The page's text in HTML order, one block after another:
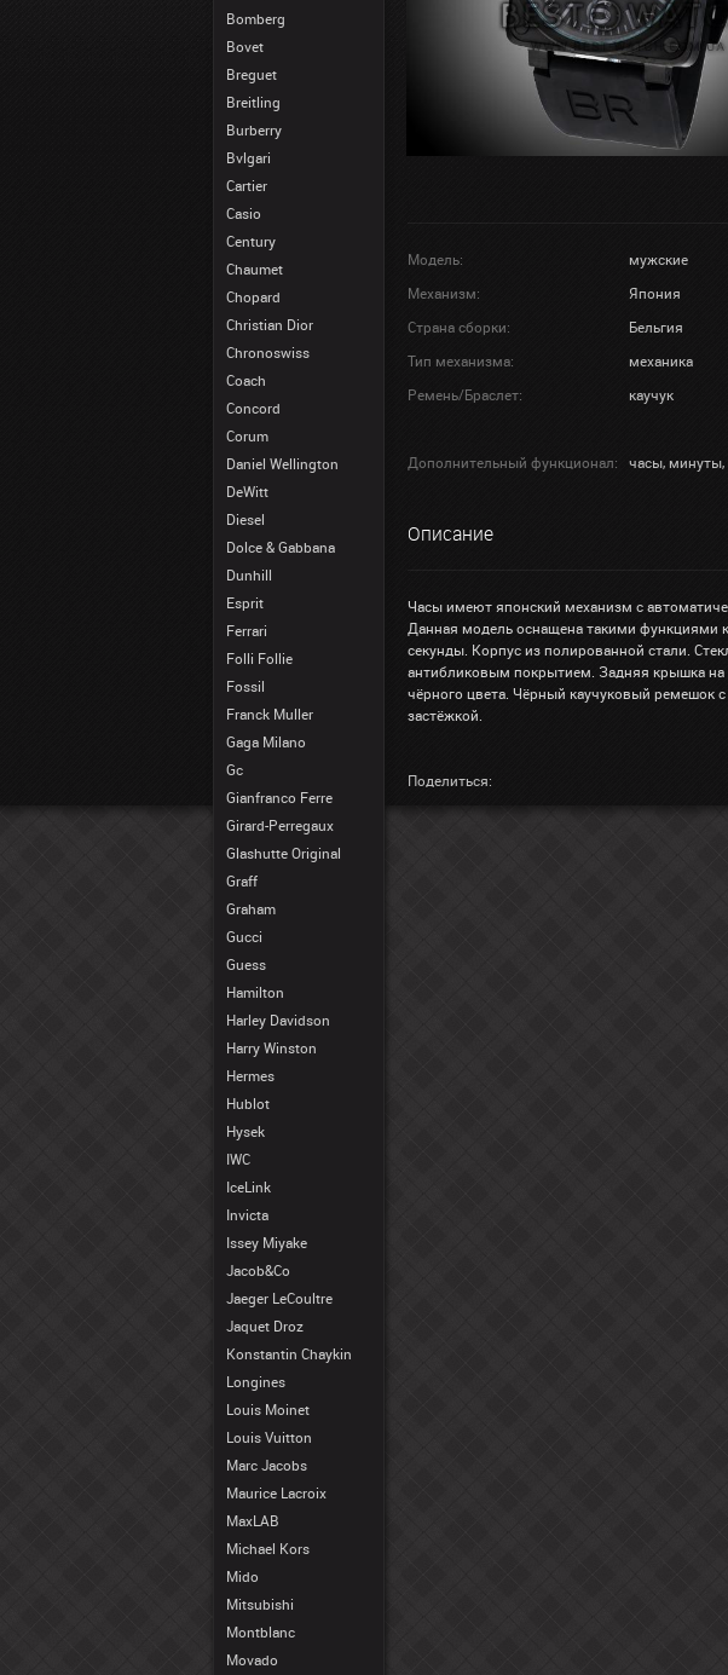
Bomberg
Bovet
Breguet
Breitling
Burberry
Bvlgari
Cartier
Casio
Century
Chaumet
Chopard
Christian Dior
Chronoswiss
Coach
Concord
Corum
Daniel Wellington
DeWitt
Diesel
Dolce & Gabbana
Dunhill
Esprit
Ferrari
Folli Follie
Fossil
Franck Muller
Gaga Milano
Gc
Gianfranco Ferre
Girard-Perregaux
Glashutte Original
Graff
Graham
Gucci
Guess
Hamilton
Harley Davidson
Harry Winston
Hermes
Hublot
Hysek
IWC
IceLink
Invicta
Issey Miyake
Jacob&Co
Jaeger LeCoultre
Jaquet Droz
Konstantin Chaykin
Longines
Louis Moinet
Louis Vuitton
Marc Jacobs
Maurice Lacroix
MaxLAB
Michael Kors
Mido
Mitsubishi
Montblanc
Movado
Модель: мужские
Механизм:
Япония
Страна сборки:
Бельгия
Тип механизма:
механика
Ремень/Браслет:
каучук
Дополнительный функционал:
часы, минуты,
Описание
Часы имеют японский механизм с
Данная модель оснащена такими функциями
секунды. Корпус из полированной стали.
антибликовым покрытием. Задняя крышка на
чёрного цвета. Чёрный каучуковый ремешок с
застёжкой.
Поделиться: